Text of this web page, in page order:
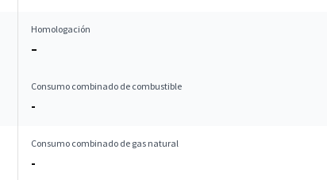
Homologación
–
Consumo combinado de combustible
-
Consumo combinado de gas natural
-